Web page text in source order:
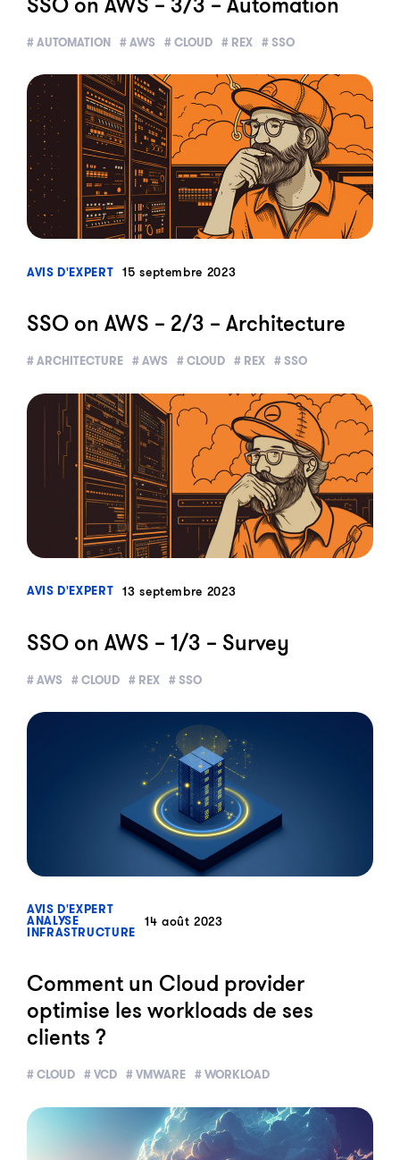
# AUTOMATION # AWS # CLOUD # REX # SSO
AVIS D'EXPERT 15 septembre 2023
SSO on AWS – 2/3 – Architecture
# ARCHITECTURE # AWS # CLOUD # REX # SSO
AVIS D'EXPERT 13 septembre 2023
SSO on AWS – 1/3 – Survey
# AWS # CLOUD # REX # SSO
AVIS D'EXPERT
ANALYSE
INFRASTRUCTURE
14 août 2023
Comment un Cloud provider
optimise les workloads de ses
clients ?
# CLOUD # VCD # VMWARE # WORKLOAD